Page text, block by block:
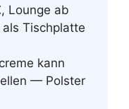
Lounge ab
Tischplatte
kann
— Polster